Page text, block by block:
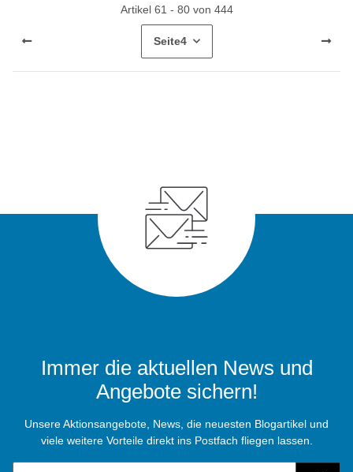
Artikel 61 - 80 von 444
Seite4
Immer die aktuellen News und
Angebote sichern!
Unsere Aktionsangebote, News, die neuesten Blogartikel und
viele weitere Vorteile direkt ins Postfach fliegen lassen.